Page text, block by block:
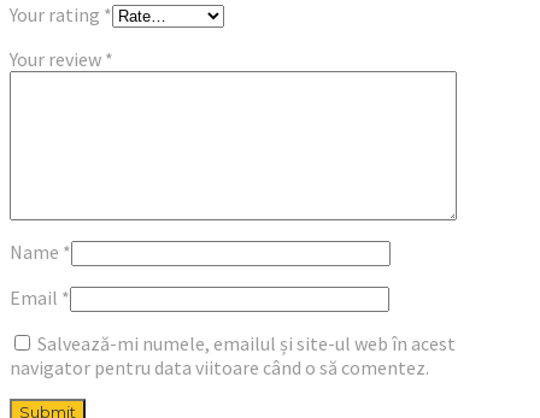
Your rating *
Your review *
Name *
Email *
Salvează-mi numele, emailul și site-ul web în acest
navigator pentru data viitoare când o să comentez.